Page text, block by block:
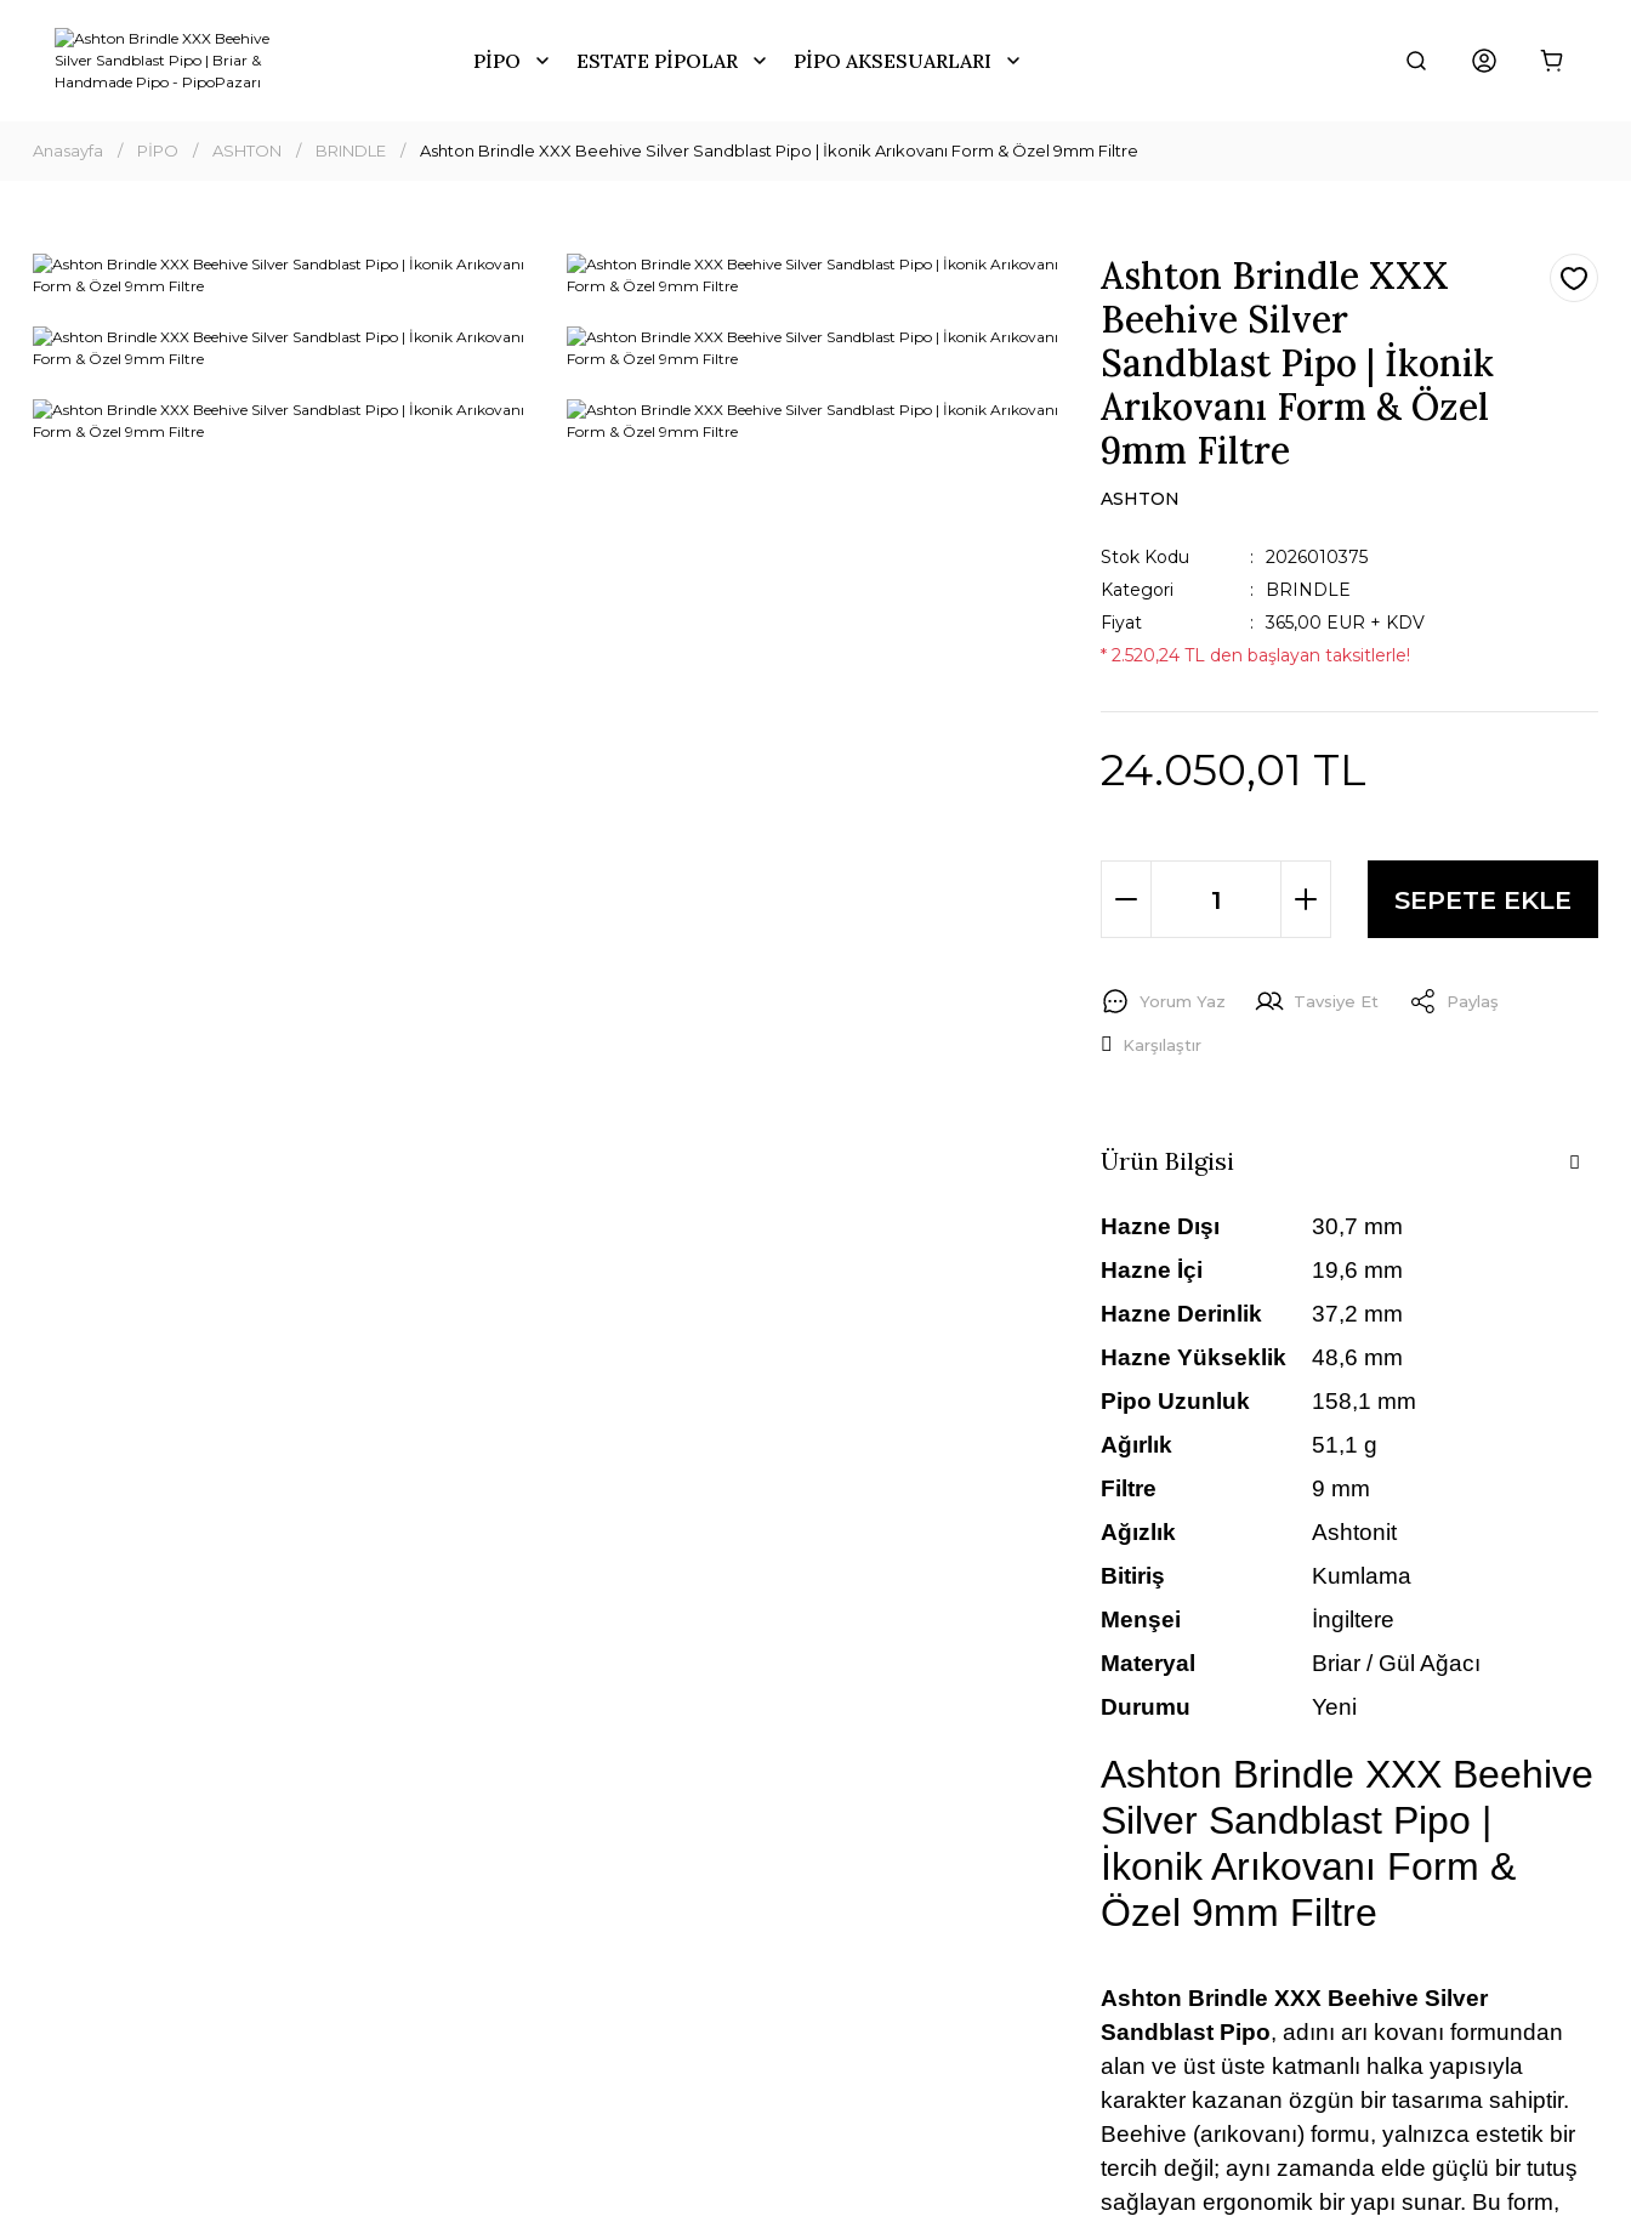
PİPO ESTATE PİPOLAR PİPO AKSESUARLARI
Anasayfa PİPO ASHTON BRINDLE Ashton Brindle XXX Beehive Silver Sandblast Pipo | İkonik Arıkovanı Form & Özel 9mm Filtre
Ashton Brindle XXX
Beehive Silver
Sandblast Pipo | İkonik
Arıkovanı Form & Özel
9mm Filtre
ASHTON
Stok Kodu
2026010375
Kategori
BRINDLE
Fiyat
365,00 EUR + KDV
* 2.520,24 TL den başlayan taksitlerle!
24.050,01 TL
SEPETE EKLE
Yorum Yaz Tavsiye Et Paylaş
Karşılaştır
Ürün Bilgisi
Hazne Dışı
30,7 mm
Hazne İçi
19,6 mm
Hazne Derinlik
37,2 mm
Hazne Yükseklik
48,6 mm
Pipo Uzunluk
158,1 mm
Ağırlık
51,1 g
Filtre
9 mm
Ağızlık
Ashtonit
Bitiriş
Kumlama
Menşei
İngiltere
Materyal
Briar / Gül Ağacı
Durumu
Yeni
Ashton Brindle XXX Beehive
Silver Sandblast Pipo |
İkonik Arıkovanı Form &
Özel 9mm Filtre
Ashton Brindle XXX Beehive Silver
Sandblast Pipo, adını arı kovanı formundan
alan ve üst üste katmanlı halka yapısıyla
karakter kazanan özgün bir tasarıma sahiptir.
Beehive (arıkovanı) formu, yalnızca estetik bir
tercih değil; aynı zamanda elde güçlü bir tutuş
sağlayan ergonomik bir yapı sunar. Bu form,